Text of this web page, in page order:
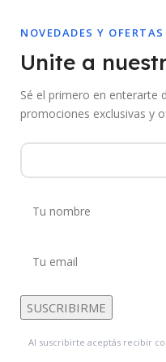
NOVEDADES Y OFERTAS
Unite a
Sé el primero en enterarte
promociones exclusivas y
Al suscribirte aceptás recibir